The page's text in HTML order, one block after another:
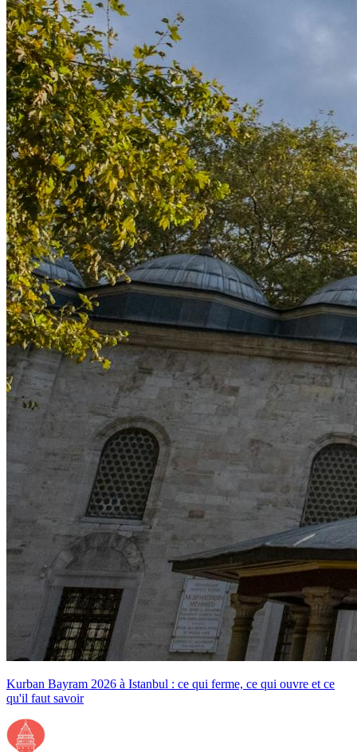
Kurban Bayram 2026 à Istanbul : ce qui ferme, ce qui ouvre et ce
qu'il faut savoir